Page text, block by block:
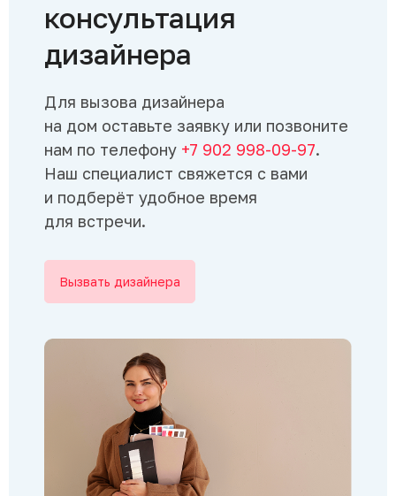
консультация
дизайнера
Для вызова дизайнера
на дом оставьте заявку или позвоните
нам по телефону +7 902 998-09-97.
Наш специалист свяжется с вами
и подберёт удобное время
для встречи.
Вызвать дизайнера